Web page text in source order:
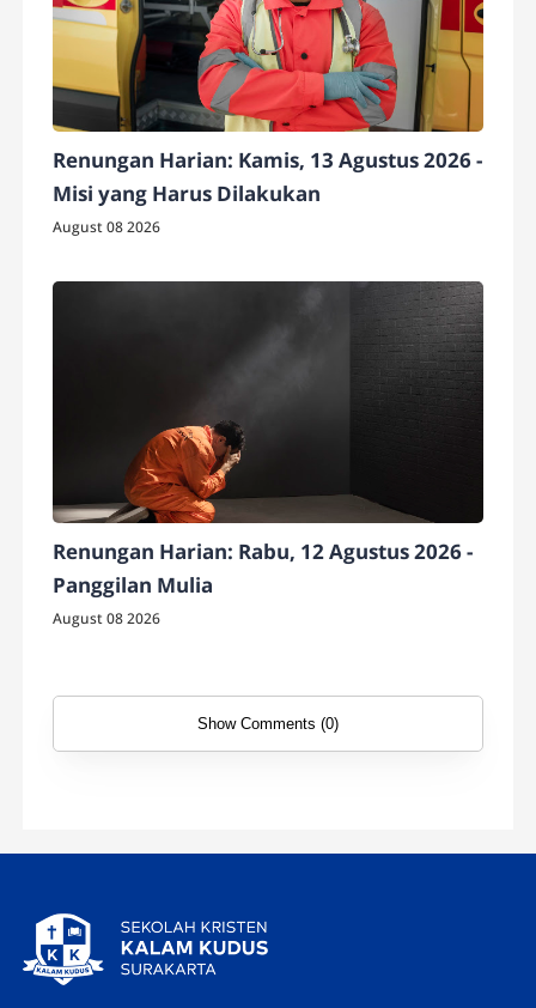
Renungan Harian: Kamis, 13 Agustus 2026 -
Misi yang Harus Dilakukan
August 08 2026
Renungan Harian: Rabu, 12 Agustus 2026 -
Panggilan Mulia
August 08 2026
Show Comments (0)